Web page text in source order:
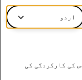
اردو
کی کارکردگی کی